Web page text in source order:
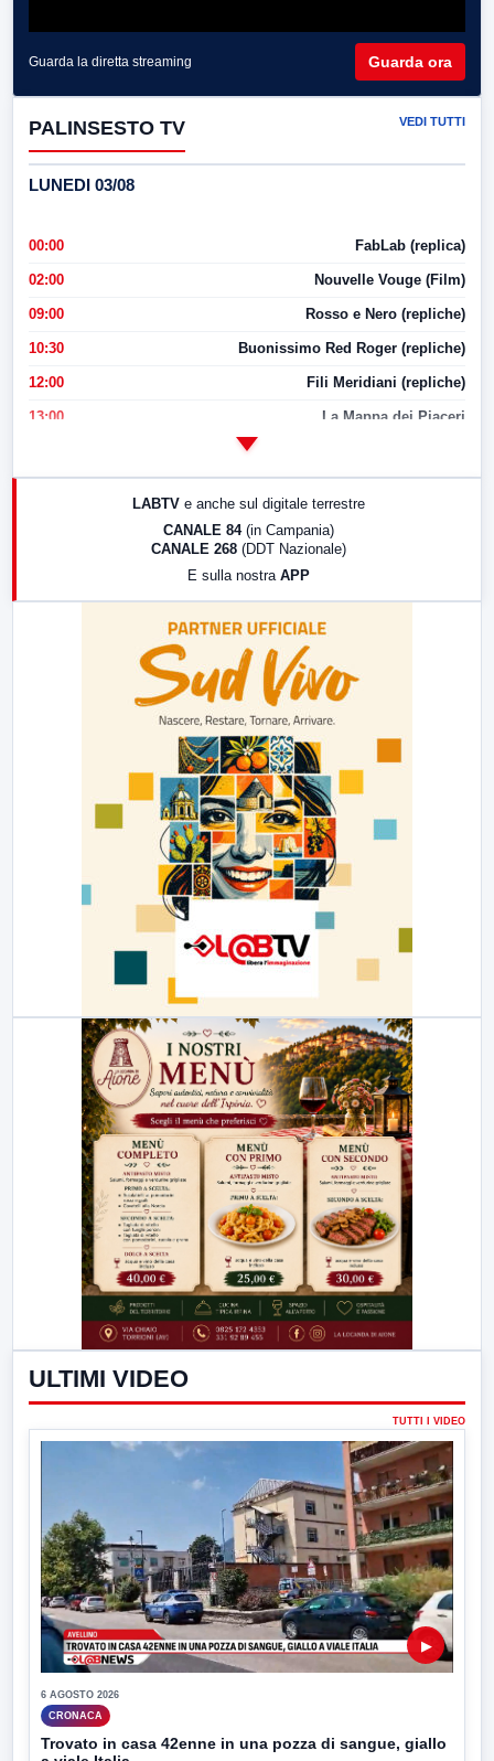
Guarda la diretta streaming Guarda ora
PALINSESTO TV VEDI TUTTI
LUNEDI 03/08
00:00 FabLab (replica)
02:00 Nouvelle Vouge (Film)
09:00 Rosso e Nero (repliche)
10:30 Buonissimo Red Roger (repliche)
12:00 Fili Meridiani (repliche)
13:00 La Mappa dei Piaceri
17:00 LabNews (replica)
LABTV e anche sul digitale terrestre
CANALE 84 (in Campania)
CANALE 268 (DDT Nazionale)
E sulla nostra APP
ULTIMI VIDEO
TUTTI I VIDEO
▶
6 AGOSTO 2026
CRONACA
Trovato in casa 42enne in una pozza di sangue, giallo